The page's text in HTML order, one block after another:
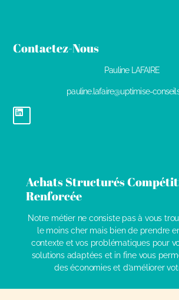
Contactez-Nous
Pauline LAFAIRE
pauline.lafaire@uptimise-
L
i
n
Achats Structurés
Renforcée
Notre métier ne consiste pas à vous
le moins cher mais bien de prendre
contexte et vos problématiques pour
solutions adaptées et in fine vous
des économies et d’améliorer